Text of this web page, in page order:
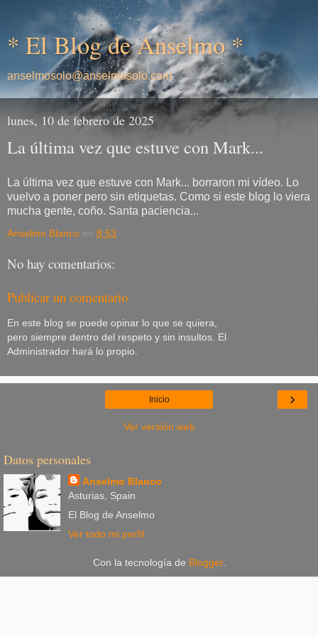
* El Blog de Anselmo *
anselmosolo@anselmosolo.com
lunes, 10 de febrero de 2025
La última vez que estuve con Mark...
La última vez que estuve con Mark... borraron mi vídeo. Lo
vuelvo a poner pero sin etiquetas. Como si este blog lo viera
mucha gente, coño. Santa paciencia...
Anselmo Blanco en 8:53
No hay comentarios:
Publicar un comentario
En este blog se puede opinar lo que se quiera,
pero siempre dentro del respeto y sin insultos. El
Administrador hará lo propio.
›
Inicio
Ver versión web
Datos personales
Anselmo Blanco
Asturias, Spain
El Blog de Anselmo
Ver todo mi perfil
Con la tecnología de Blogger.